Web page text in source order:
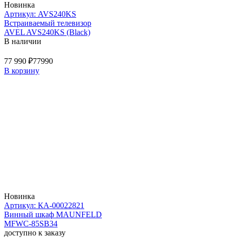
Новинка
Артикул: AVS240KS
Встраиваемый телевизор
AVEL AVS240KS (Black)
В наличии
77 990 ₽77990
В корзину
Новинка
Артикул: КА-00022821
Винный шкаф MAUNFELD
MFWC-85SB34
доступно к заказу